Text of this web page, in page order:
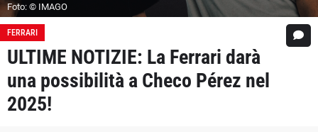
Foto: © IMAGO
FERRARI
ULTIME NOTIZIE: La Ferrari darà
una possibilità a Checo Pérez nel
2025!